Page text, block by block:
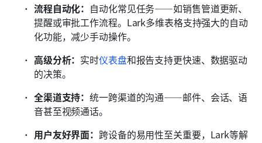
流程自动化： 自动化常见任务——如销售管道更新、
提醒或审批工作流程。Lark多维表格支持强大的自动
化功能，减少手动操作。
高级分析： 实时仪表盘和报告支持更快速、数据驱动
的决策。
全渠道支持：统一跨渠道的沟通——邮件、会话、语
音甚至视频通话。
用户友好界面： 跨设备的易用性至关重要，Lark等解